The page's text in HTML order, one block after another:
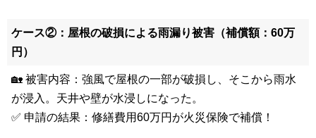
ケース②：屋根の破損による雨漏り被害（補償額：60万
円）
🏡 被害内容：強風で屋根の一部が破損し、そこから雨水
が浸入。天井や壁が水浸しになった。
✅ 申請の結果：修繕費用60万円が火災保険で補償！